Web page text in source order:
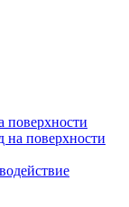
поверхности
на поверхности